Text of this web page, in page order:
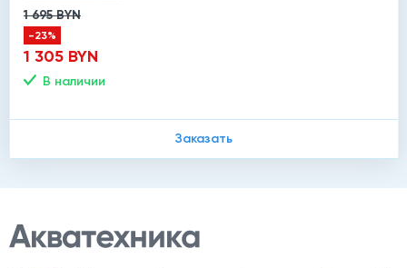
1 695 BYN
-23%
1 305 BYN
В наличии
Заказать